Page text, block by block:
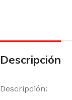
Descripción
Descripción: